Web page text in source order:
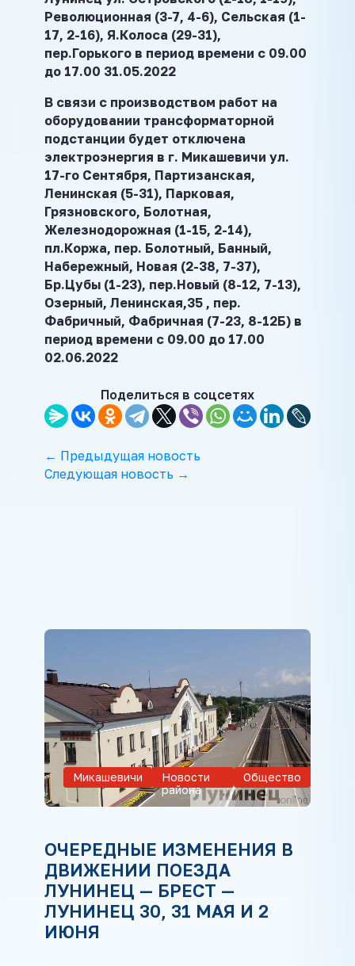
Революционная (3-7, 4-6), Сельская (1-
17, 2-16), Я.Колоса (29-31),
пер.Горького в период времени с 09.00
до 17.00 31.05.2022
В связи с производством работ на
оборудовании трансформаторной
подстанции будет отключена
электроэнергия в г. Микашевичи ул.
17-го Сентября, Партизанская,
Ленинская (5-31), Парковая,
Грязновского, Болотная,
Железнодорожная (1-15, 2-14),
пл.Коржа, пер. Болотный, Банный,
Набережный, Новая (2-38, 7-37),
Бр.Цубы (1-23), пер.Новый (8-12, 7-13),
Озерный, Ленинская,35 , пер.
Фабричный, Фабричная (7-23, 8-12Б) в
период времени с 09.00 до 17.00
02.06.2022
Поделиться в соцсетях
← Предыдущая новость
Следующая новость →
Микашевичи
Новости
района
Общество
ОЧЕРЕДНЫЕ ИЗМЕНЕНИЯ В
ДВИЖЕНИИ ПОЕЗДА
ЛУНИНЕЦ — БРЕСТ —
ЛУНИНЕЦ 30, 31 МАЯ И 2
ИЮНЯ